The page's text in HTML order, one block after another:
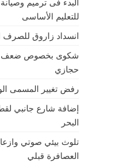
للتعليم الأساسى
انسداد زاروق
شكوى بخصوص ضعف
حجازي
رفض تغيير المسمى
إضافة شارع جانبي
البحر
تلوث بيئي صوتي
العصافرة قبلي